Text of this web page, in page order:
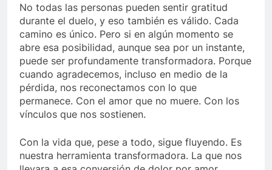
No todas las personas pueden sentir gratitud
durante el duelo, y eso también es válido. Cada
camino es único. Pero si en algún momento se
abre esa posibilidad, aunque sea por un instante,
puede ser profundamente transformadora. Porque
cuando agradecemos, incluso en medio de la
pérdida, nos reconectamos con lo que
permanece. Con el amor que no muere. Con los
vínculos que nos sostienen.
Con la vida que, pese a todo, sigue fluyendo. Es
nuestra herramienta transformadora. La que nos